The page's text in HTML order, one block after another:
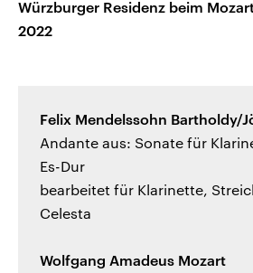
Würzburger Residenz beim
2022
Felix Mendelssohn Bartholdy/
Andante aus: Sonate für
Es-Dur
bearbeitet für Klarinette,
Celesta
Wolfgang Amadeus Mozart